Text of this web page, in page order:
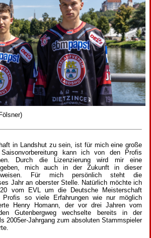
in Landshut zu sein, ist für mich eine große
kann ich von den Profis
Durch die Lizenzierung wird mir eine
mich auch in der Zukunft in dieser
Für mich persönlich steht die
Jahr an oberster Stelle. Natürlich möchte ich
vom EVL um die Deutsche Meisterschaft
so viele Erfahrungen wie nur möglich
Henry Homann, der vor drei Jahren vom
Gutenbergweg wechselte bereits in der
2005er-Jahrgang zum absoluten Stammspieler